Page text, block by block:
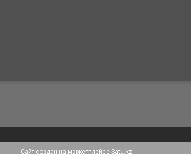
Сайт создан на маркетплейсе Satu.kz